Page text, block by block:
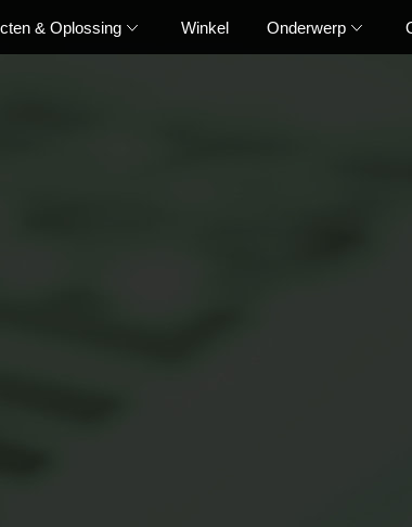
& Oplossing Winkel Onderwerp